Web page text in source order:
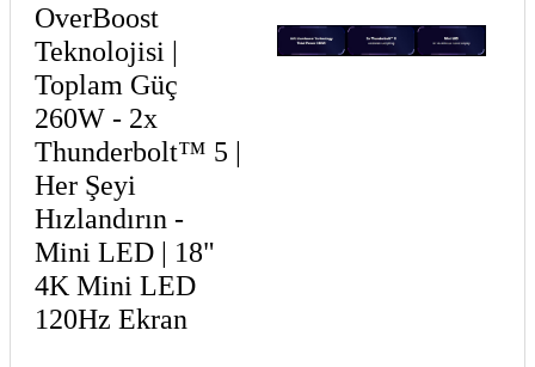
OverBoost
Teknolojisi |
Toplam Güç
260W - 2x
Thunderbolt™ 5 |
Her Şeyi
Hızlandırın -
Mini LED | 18"
4K Mini LED
120Hz Ekran